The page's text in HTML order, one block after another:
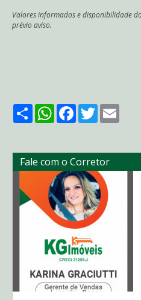
Valores informados e disponibilidade
prévio aviso.
ShareWhatsApp
Facebook
Twitter
Fale com o Corretor